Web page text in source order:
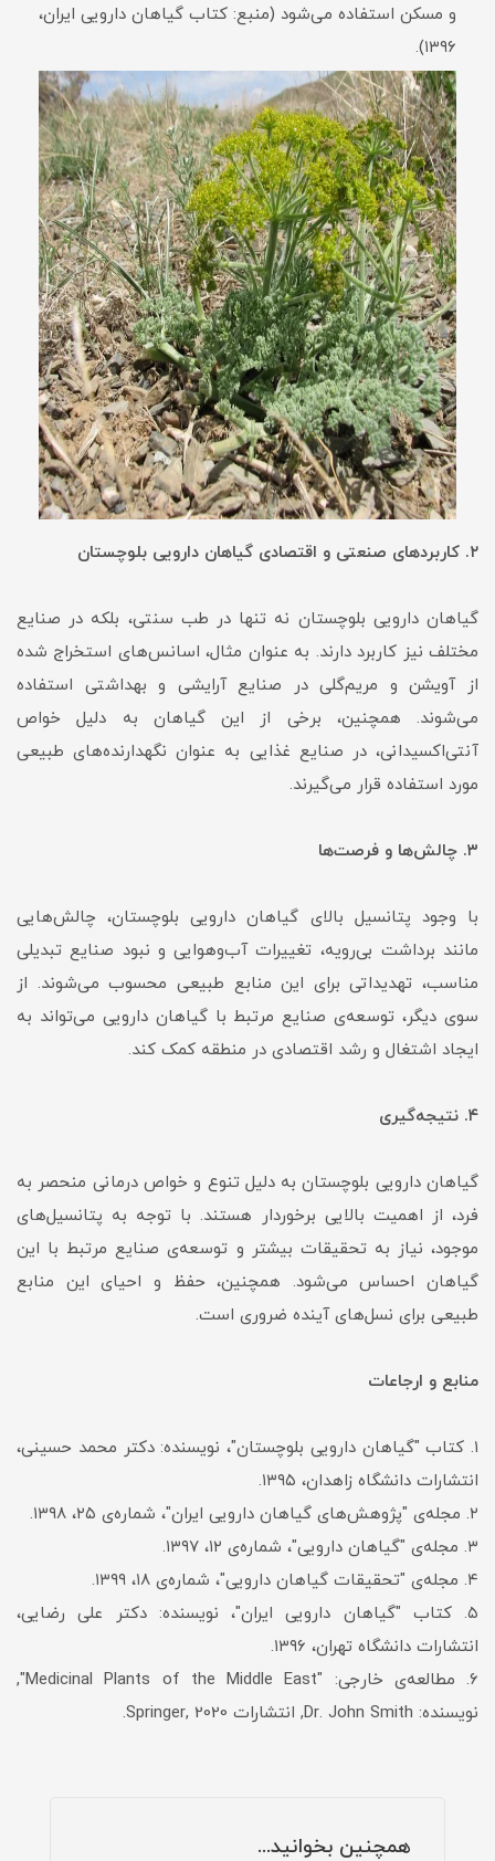
و مسکن استفاده می‌شود (منبع: کتاب گیاهان دارویی ایران،
۱۳۹۶).
۲. کاربردهای صنعتی و اقتصادی گیاهان دارویی بلوچستان
گیاهان دارویی بلوچستان نه تنها در طب سنتی، بلکه در صنایع
مختلف نیز کاربرد دارند. به عنوان مثال، اسانس‌های استخراج شده
از آویشن و مریم‌گلی در صنایع آرایشی و بهداشتی استفاده
می‌شوند. همچنین، برخی از این گیاهان به دلیل خواص
آنتی‌اکسیدانی، در صنایع غذایی به عنوان نگهدارنده‌های طبیعی
مورد استفاده قرار می‌گیرند.
۳. چالش‌ها و فرصت‌ها
با وجود پتانسیل بالای گیاهان دارویی بلوچستان، چالش‌هایی
مانند برداشت بی‌رویه، تغییرات آب‌وهوایی و نبود صنایع تبدیلی
مناسب، تهدیداتی برای این منابع طبیعی محسوب می‌شوند. از
سوی دیگر، توسعه‌ی صنایع مرتبط با گیاهان دارویی می‌تواند به
ایجاد اشتغال و رشد اقتصادی در منطقه کمک کند.
۴. نتیجه‌گیری
گیاهان دارویی بلوچستان به دلیل تنوع و خواص درمانی منحصر به
فرد، از اهمیت بالایی برخوردار هستند. با توجه به پتانسیل‌های
موجود، نیاز به تحقیقات بیشتر و توسعه‌ی صنایع مرتبط با این
گیاهان احساس می‌شود. همچنین، حفظ و احیای این منابع
طبیعی برای نسل‌های آینده ضروری است.
منابع و ارجاعات
۱. کتاب "گیاهان دارویی بلوچستان"، نویسنده: دکتر محمد حسینی،
انتشارات دانشگاه زاهدان، ۱۳۹۵.
۲. مجله‌ی "پژوهش‌های گیاهان دارویی ایران"، شماره‌ی ۲۵، ۱۳۹۸.
۳. مجله‌ی "گیاهان دارویی"، شماره‌ی ۱۲، ۱۳۹۷.
۴. مجله‌ی "تحقیقات گیاهان دارویی"، شماره‌ی ۱۸، ۱۳۹۹.
۵. کتاب "گیاهان دارویی ایران"، نویسنده: دکتر علی رضایی،
انتشارات دانشگاه تهران، ۱۳۹۶.
۶. مطالعه‌ی خارجی: "Medicinal Plants of the Middle East",
نویسنده: Dr. John Smith, انتشارات Springer, 2020.
همچنین بخوانید...